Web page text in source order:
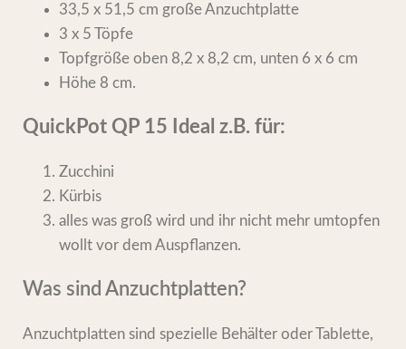
33,5 x 51,5 cm große Anzuchtplatte
3 x 5 Töpfe
Topfgröße oben 8,2 x 8,2 cm, unten 6 x 6 cm
Höhe 8 cm.
QuickPot QP 15 Ideal z.B. für:
Zucchini
Kürbis
alles was groß wird und ihr nicht mehr umtopfen
wollt vor dem Auspflanzen.
Was sind Anzuchtplatten?
Anzuchtplatten sind spezielle Behälter oder Tablette,